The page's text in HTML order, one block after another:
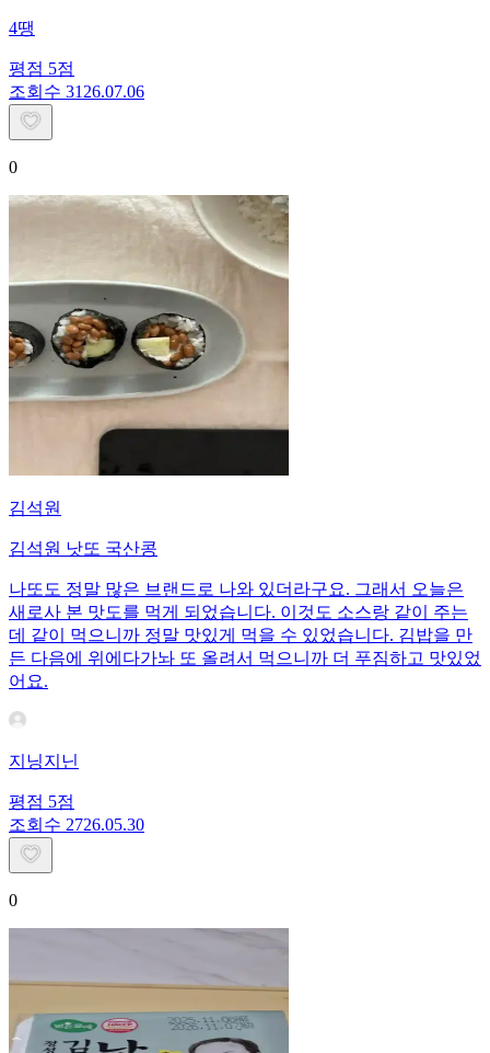
4땡
평점 5점
조회수 31 26.07.06
0
김석원
김석원 낫또 국산콩
나또도 정말 많은 브랜드로 나와 있더라구요. 그래서 오늘은
새로사 본 맛도를 먹게 되었습니다. 이것도 소스랑 같이 주는
데 같이 먹으니까 정말 맛있게 먹을 수 있었습니다. 김밥을 만
든 다음에 위에다가놔 또 올려서 먹으니까 더 푸짐하고 맛있었
어요.
지닝지닌
평점 5점
조회수 2726.05.30
0